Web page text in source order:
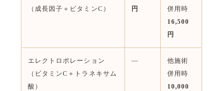
（成長因子＋ビタミンC）
円
併用時
16,500
円
エレクトロポレーション
（ビタミンC＋トラネキサム
酸）
—
他施術
併用時
10,000